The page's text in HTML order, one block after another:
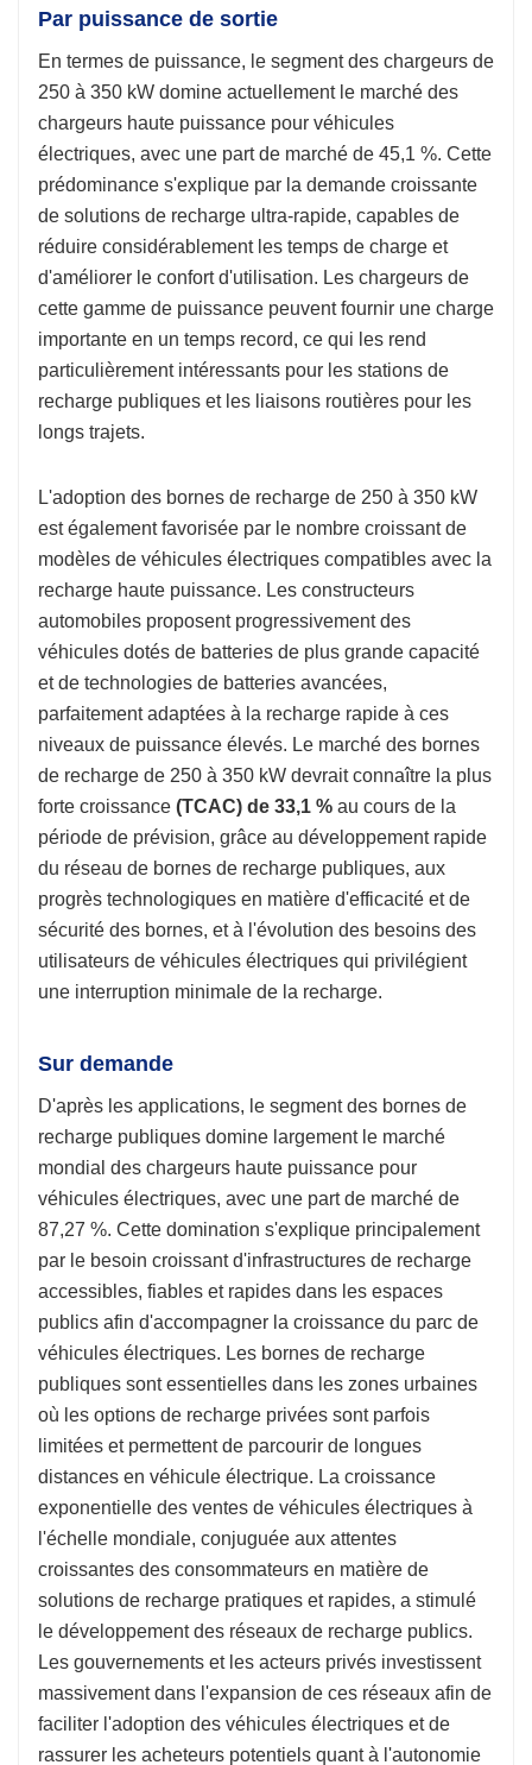
Par puissance de sortie
En termes de puissance, le segment des chargeurs de
250 à 350 kW domine actuellement le marché des
chargeurs haute puissance pour véhicules
électriques, avec une part de marché de 45,1 %. Cette
prédominance s'explique par la demande croissante
de solutions de recharge ultra-rapide, capables de
réduire considérablement les temps de charge et
d'améliorer le confort d'utilisation. Les chargeurs de
cette gamme de puissance peuvent fournir une charge
importante en un temps record, ce qui les rend
particulièrement intéressants pour les stations de
recharge publiques et les liaisons routières pour les
longs trajets.
L'adoption des bornes de recharge de 250 à 350 kW
est également favorisée par le nombre croissant de
modèles de véhicules électriques compatibles avec la
recharge haute puissance. Les constructeurs
automobiles proposent progressivement des
véhicules dotés de batteries de plus grande capacité
et de technologies de batteries avancées,
parfaitement adaptées à la recharge rapide à ces
niveaux de puissance élevés. Le marché des bornes
de recharge de 250 à 350 kW devrait connaître la plus
forte croissance (TCAC) de 33,1 % au cours de la
période de prévision, grâce au développement rapide
du réseau de bornes de recharge publiques, aux
progrès technologiques en matière d'efficacité et de
sécurité des bornes, et à l'évolution des besoins des
utilisateurs de véhicules électriques qui privilégient
une interruption minimale de la recharge.
Sur demande
D'après les applications, le segment des bornes de
recharge publiques domine largement le marché
mondial des chargeurs haute puissance pour
véhicules électriques, avec une part de marché de
87,27 %. Cette domination s'explique principalement
par le besoin croissant d'infrastructures de recharge
accessibles, fiables et rapides dans les espaces
publics afin d'accompagner la croissance du parc de
véhicules électriques. Les bornes de recharge
publiques sont essentielles dans les zones urbaines
où les options de recharge privées sont parfois
limitées et permettent de parcourir de longues
distances en véhicule électrique. La croissance
exponentielle des ventes de véhicules électriques à
l'échelle mondiale, conjuguée aux attentes
croissantes des consommateurs en matière de
solutions de recharge pratiques et rapides, a stimulé
le développement des réseaux de recharge publics.
Les gouvernements et les acteurs privés investissent
massivement dans l'expansion de ces réseaux afin de
faciliter l'adoption des véhicules électriques et de
rassurer les acheteurs potentiels quant à l'autonomie